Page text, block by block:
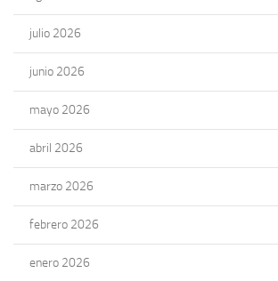
julio 2026
junio 2026
mayo 2026
abril 2026
marzo 2026
febrero 2026
enero 2026